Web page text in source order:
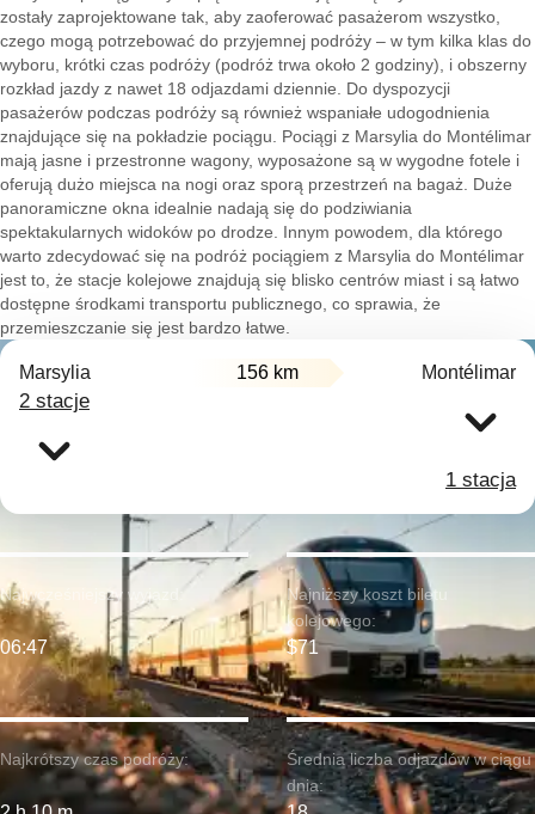
zostały zaprojektowane tak, aby zaoferować pasażerom wszystko,
czego mogą potrzebować do przyjemnej podróży – w tym kilka klas do
wyboru, krótki czas podróży (podróż trwa około 2 godziny), i obszerny
rozkład jazdy z nawet 18 odjazdami dziennie. Do dyspozycji
pasażerów podczas podróży są również wspaniałe udogodnienia
znajdujące się na pokładzie pociągu. Pociągi z Marsylia do Montélimar
mają jasne i przestronne wagony, wyposażone są w wygodne fotele i
oferują dużo miejsca na nogi oraz sporą przestrzeń na bagaż. Duże
panoramiczne okna idealnie nadają się do podziwiania
spektakularnych widoków po drodze. Innym powodem, dla którego
warto zdecydować się na podróż pociągiem z Marsylia do Montélimar
jest to, że stacje kolejowe znajdują się blisko centrów miast i są łatwo
dostępne środkami transportu publicznego, co sprawia, że
przemieszczanie się jest bardzo łatwe.
Marsylia 156 km Montélimar
2 stacje
1 stacja
Najkrótszy czas podróży:
Najwcześniejszy wyjazd:
06:47
Najniższy koszt biletu
kolejowego:
$71
Średnia liczba odjazdów w ciągu
dnia: